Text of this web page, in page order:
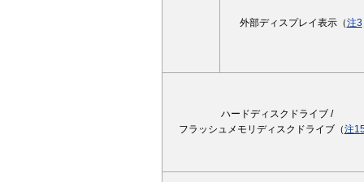
外部ディスプレイ表示（注3
ハードディスクドライブ /
フラッシュメモリディスクドライブ（注